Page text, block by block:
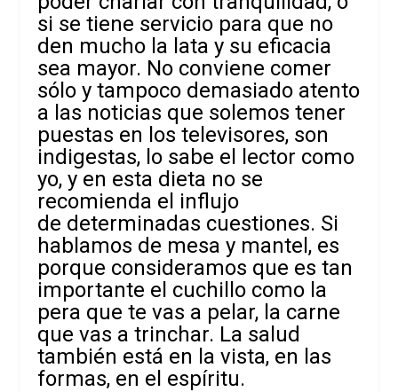
si se tiene servicio para que no
den mucho la lata y su eficacia
sea mayor. No conviene comer
sólo y tampoco demasiado atento
a las noticias que solemos tener
puestas en los televisores, son
indigestas, lo sabe el lector como
yo, y en esta dieta no se
recomienda el influjo
de determinadas cuestiones. Si
hablamos de mesa y mantel, es
porque consideramos que es tan
importante el cuchillo como la
pera que te vas a pelar, la carne
que vas a trinchar. La salud
también está en la vista, en las
formas, en el espíritu.